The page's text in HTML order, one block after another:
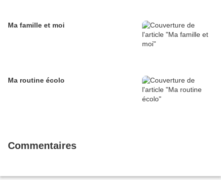
Ma famille et moi
Ma routine écolo
Commentaires